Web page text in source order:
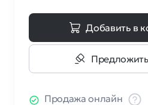
Добавить в
Продажа онлайн